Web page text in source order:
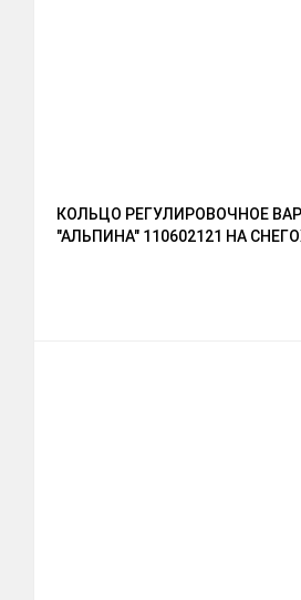
КОЛЬЦО РЕГУЛИРОВОЧНОЕ
"АЛЬПИНА" 110602121 НА